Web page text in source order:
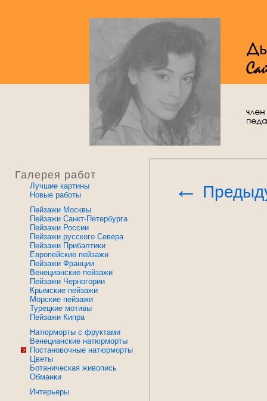
Галерея работ
Лучшие картины
Новые работы
Пейзажи Москвы
Пейзажи Санкт-Петербурга
Пейзажи России
Пейзажи русского Севера
Пейзажи Прибалтики
Европейские пейзажи
Пейзажи Франции
Венецианские пейзажи
Пейзажи Черногории
Крымские пейзажи
Морские пейзажи
Турецкие мотивы
Пейзажи Кипра
Натюрморты с фруктами
Венецианские натюрморты
Постановочные натюрморты
Цветы
Ботаническая живопись
Обманки
Интерьеры
←